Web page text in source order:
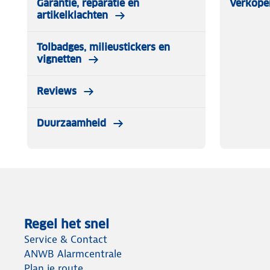
Garantie, reparatie en
artikelklachten
Tolbadges, milieustickers en
vignetten
Reviews
Duurzaamheid
Regel het snel
Service & Contact
ANWB Alarmcentrale